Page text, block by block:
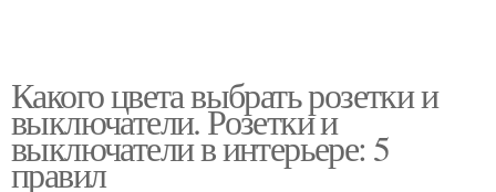
Какого цвета выбрать розетки и
выключатели. Розетки и
выключатели в интерьере: 5
правил